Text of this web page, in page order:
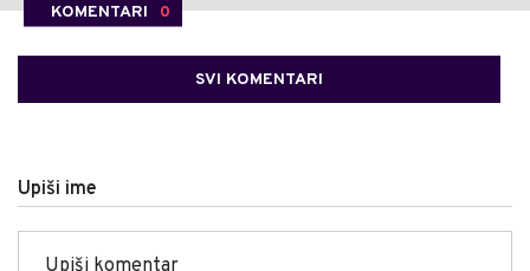
KOMENTARI 0
SVI KOMENTARI
Upiši ime